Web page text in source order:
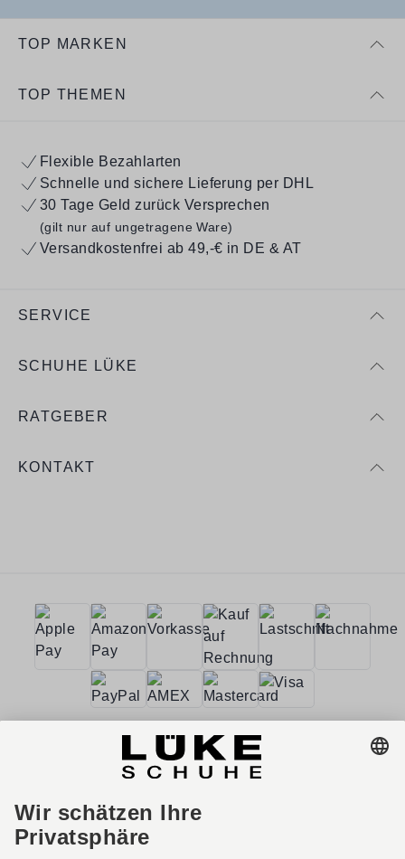
TOP MARKEN
TOP THEMEN
Flexible Bezahlarten
Schnelle und sichere Lieferung per DHL
30 Tage Geld zurück Versprechen
(gilt nur auf ungetragene Ware)
Versandkostenfrei ab 49,-€ in DE & AT
SERVICE
SCHUHE LÜKE
RATGEBER
KONTAKT